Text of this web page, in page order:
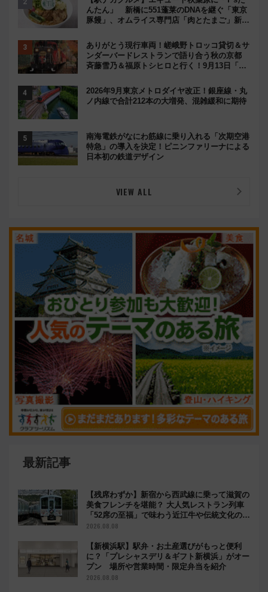
んたん」 新橋に551蓬莱のDNAを継ぐ「東京
豚饅」、オムライス専門店「肉とたまご」新グ
ありがとう現行車両！嵯峨野トロッコ貸切＆サ
ンダーバードレストランで語り合う秋の京都
斉藤雪乃＆福原トシヒロと行く！9月13日「京
2026年9月東京メトロダイヤ改正！銀座線・丸
ノ内線で合計212本の大増発、混雑緩和に期待
南海電鉄がなにわ筋線に乗り入れる「次期空港
特急」の導入を決定！ピニンファリーナによる
日本初の鉄道デザイン
VIEW ALL
最新記事
【残席わずか】新宿から西武線に乗って滋賀の
美食フレンチを堪能？ 大人気レストラン列車
「52席の至福」で味わう近江牛や伝統文化の特
別コラボ
2026.08.08
【新横浜駅】駅弁・お土産選びがもっと便利
に？「プレシャスデリ＆ギフト新横浜」がオー
プン 場所や営業時間・限定弁当を紹介
2026.08.08